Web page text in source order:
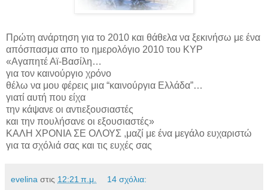
Πρώτη ανάρτηση για το 2010 και θάθελα να ξεκινήσω με ένα
απόσπασμα απο το ημερολόγιο 2010 του ΚΥΡ
«Αγαπητέ Αϊ-Βασίλη…
για τον καινούργιο χρόνο
θέλω να μου φέρεις μια “καινούργια Ελλάδα”…
γιατί αυτή που είχα
την κάψανε οι αντιεξουσιαστές
και την πουλήσανε οι εξουσιαστές»
ΚΑΛΗ ΧΡΟΝΙΑ ΣΕ ΟΛΟΥΣ ,μαζί με ένα μεγάλο ευχαριστώ
για τα σχόλιά σας και τις ευχές σας
evelina στις 12:21 π.μ. 14 σχόλια: